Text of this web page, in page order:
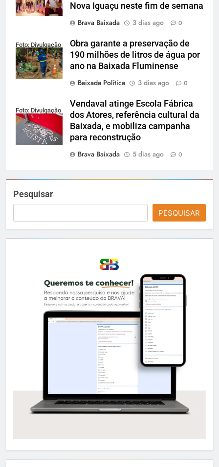
Nova Iguaçu neste fim de semana
Brava Baixada
3 dias ago 0
Foto: Divulgação
Obra garante a preservação de
190 milhões de litros de água por
ano na Baixada Fluminense
Baixada Política
3 dias ago 0
Foto: Divulgação
Vendaval atinge Escola Fábrica
dos Atores, referência cultural da
Baixada, e mobiliza campanha
para reconstrução
Brava Baixada
5 dias ago 0
Pesquisar
PESQUISAR